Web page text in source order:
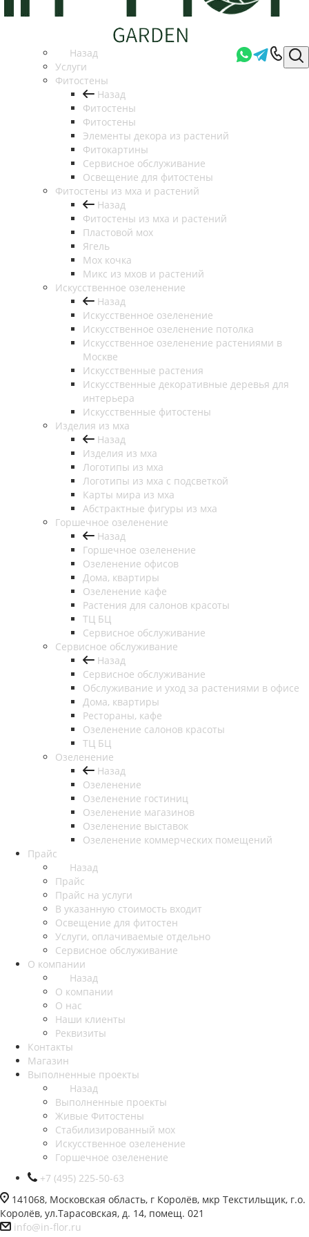
Назад
Услуги
Фитостены
Назад
Фитостены
Фитостены
Элементы декора из растений
Фитокартины
Сервисное обслуживание
Освещение для фитостены
Фитостены из мха и растений
Назад
Фитостены из мха и растений
Пластовой мох
Ягель
Мох кочка
Микс из мхов и растений
Искусственное озеленение
Назад
Искусственное озеленение
Искусственное озеленение потолка
Искусственное озеленение растениями в
Москве
Искусственные растения
Искусственные декоративные деревья для
интерьера
Искусственные фитостены
Изделия из мха
Назад
Изделия из мха
Логотипы из мха
Логотипы из мха с подсветкой
Карты мира из мха
Абстрактные фигуры из мха
Горшечное озеленение
Назад
Горшечное озеленение
Озеленение офисов
Дома, квартиры
Озеленение кафе
Растения для салонов красоты
ТЦ БЦ
Сервисное обслуживание
Сервисное обслуживание
Назад
Сервисное обслуживание
Обслуживание и уход за растениями в офисе
Дома, квартиры
Рестораны, кафе
Озеленение салонов красоты
ТЦ БЦ
Озеленение
Назад
Озеленение
Озеленение гостиниц
Озеленение магазинов
Озеленение выставок
Озеленение коммерческих помещений
Прайс
Назад
Прайс
Прайс на услуги
В указанную стоимость входит
Освещение для фитостен
Услуги, оплачиваемые отдельно
Сервисное обслуживание
О компании
Назад
О компании
О нас
Наши клиенты
Реквизиты
Контакты
Магазин
Выполненные проекты
Назад
Выполненные проекты
Живые Фитостены
Стабилизированный мох
Искусственное озеленение
Горшечное озеленение
+7 (495) 225-50-63
141068, Московская область, г Королёв, мкр Текстильщик, г.о.
Королёв, ул.Тарасовская, д. 14, помещ. 021
info@in-flor.ru